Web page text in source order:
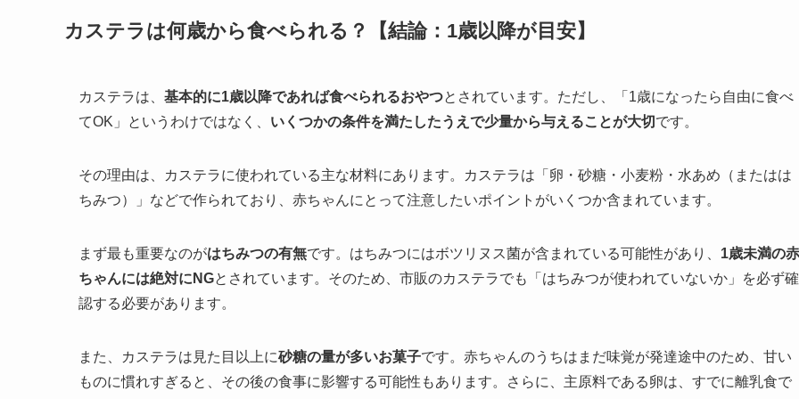
カステラは何歳から食べられる？【結論：1歳以降が目安】
カステラは、 基本的に1歳以降であれば食べられるおやつとされています。ただし、「1歳になったら自由に食べ
てOK」というわけではなく、 いくつかの条件を満たしたうえで少量から与えることが大切 です。
その理由は、カステラに使われている主な材料にあります。カステラは「卵・砂糖・小麦粉・水あめ（またはは
ちみつ）」などで作られており、赤ちゃんにとって注意したいポイントがいくつか含まれています。
まず最も重要なのがはちみつの有無です。はちみつにはボツリヌス菌が含まれている可能性があり、 1歳未満の赤
ちゃんには絶対にNGとされています。そのため、市販のカステラでも「はちみつが使われていないか」を必ず確
認する必要があります。
また、カステラは見た目以上に砂糖の量が多いお菓子です。赤ちゃんのうちはまだ味覚が発達途中のため、甘い
ものに慣れすぎると、その後の食事に影響する可能性もあります。さらに、主原料である卵は、すでに離乳食で